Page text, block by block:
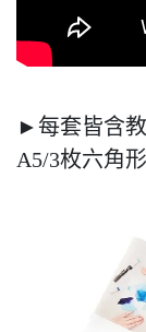
►每套皆含
A5/3枚六角